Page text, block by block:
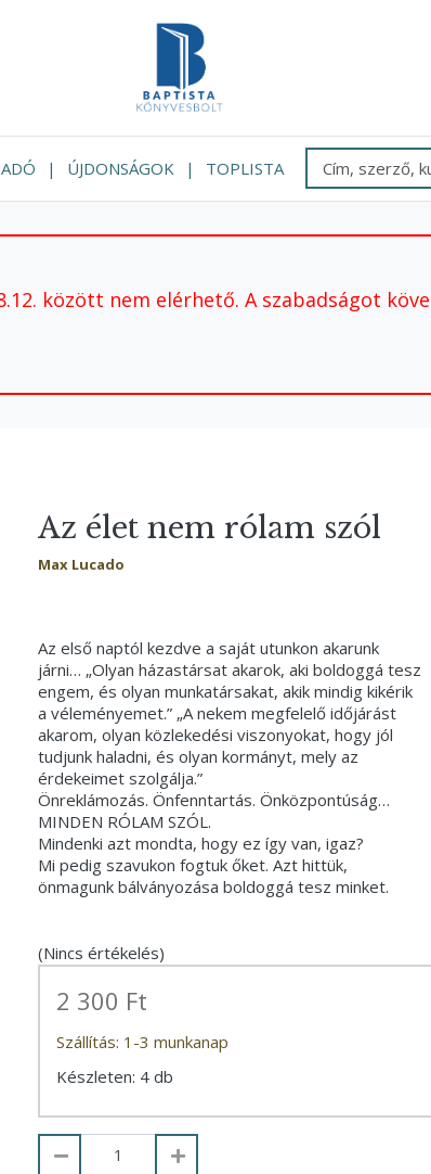
ÚJDONSÁGOK TOPLISTA
között nem elérhető. A szabadságot
Az élet nem rólam szól
Max Lucado
Az első naptól kezdve a saját utunkon akarunk
járni… „Olyan házastársat akarok, aki boldoggá tesz
engem, és olyan munkatársakat, akik mindig kikérik
a véleményemet.” „A nekem megfelelő időjárást
akarom, olyan közlekedési viszonyokat, hogy jól
tudjunk haladni, és olyan kormányt, mely az
érdekeimet szolgálja.”
Önreklámozás. Önfenntartás. Önközpontúság…
MINDEN RÓLAM SZÓL.
Mindenki azt mondta, hogy ez így van, igaz?
Mi pedig szavukon fogtuk őket. Azt hittük,
önmagunk bálványozása boldoggá tesz minket.
(Nincs értékelés)
2 300 Ft
Szállítás: 1-3 munkanap
Készleten: 4 db